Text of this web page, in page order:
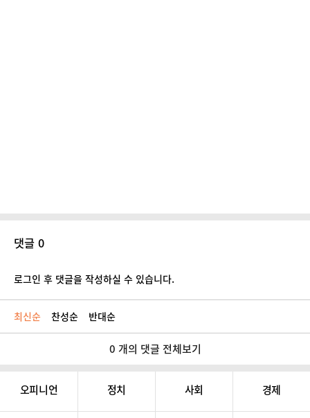
댓글 0
로그인 후 댓글을 작성하실 수 있습니다.
최신순 찬성순 반대순
0 개의 댓글 전체보기
오피니언 정치 사회 경제